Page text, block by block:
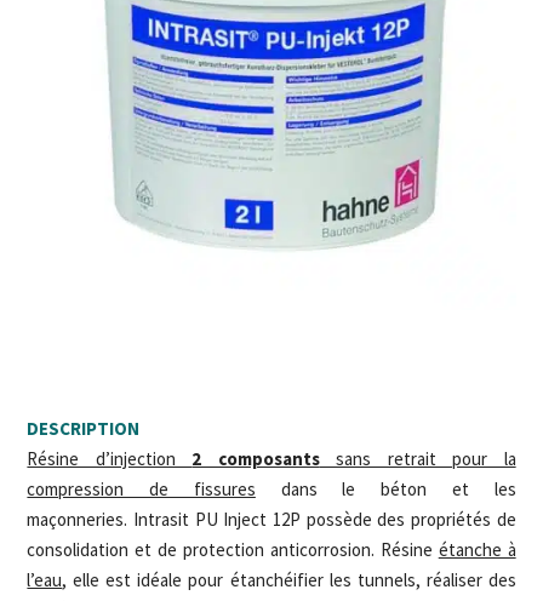
DESCRIPTION
Résine d’injection 2 composantssans retrait pour la
compression de fissures dans le béton et les
maçonneries. Intrasit PU Inject 12P possède des propriétés de
consolidation et de protection anticorrosion. Résine étanche à
l’eau, elle est idéale pour étanchéifier les tunnels, réaliser des